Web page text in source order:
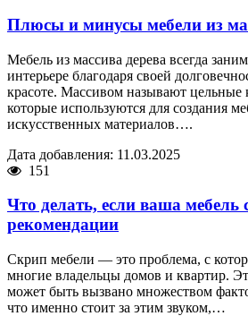
Плюсы и минусы мебели из
Мебель из массива дерева всегда
интерьере благодаря своей
красоте. Массивом называют цельные
которые используются для создания
искусственных материалов….
Дата добавления: 11.03.2025
151
Что делать, если ваша мебель
рекомендации
Скрип мебели — это проблема, с
многие владельцы домов и квартир.
может быть вызвано множеством
что именно стоит за этим звуком,…